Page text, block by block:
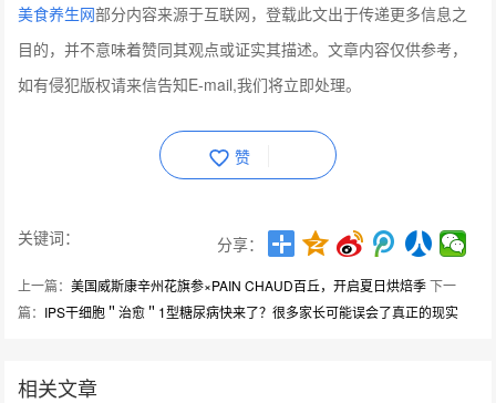
美食养生网部分内容来源于互联网，登载此文出于传递更多信息之
目的，并不意味着赞同其观点或证实其描述。文章内容仅供参考，
如有侵犯版权请来信告知E-mail,我们将立即处理。
赞
关键词： 分享：
上一篇：美国威斯康辛州花旗参×PAIN CHAUD百丘，开启夏日烘焙季下一
篇： IPS干细胞＂治愈＂1型糖尿病快来了？很多家长可能误会了真正的现实
相关文章